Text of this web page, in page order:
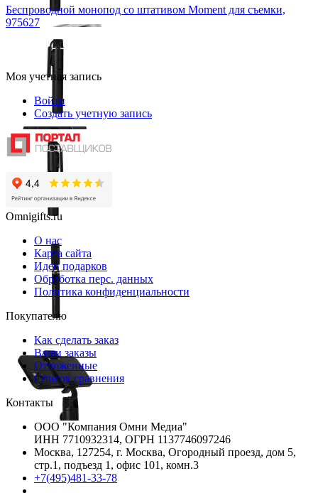
Беспроводной монопод со штативом Moment для съемки,
975627
Моя учетная запись
Войти
Создать учетную запись
Omnigifts.ru
О нас
Карта сайта
Идеи подарков
Обработка перс. данных
Политика конфиденциальности
Покупателю
Как сделать заказ
Ваши заказы
Отложенные
Список сравнения
Контакты
ООО "Компания Омни Медиа"
ИНН 7710932314, ОГРН 1137746097246
Москва, 127254, г. Москва, Огородный проезд, дом 5,
стр.1, подъезд 1, офис 101, комн.3
+7(495)481-33-78